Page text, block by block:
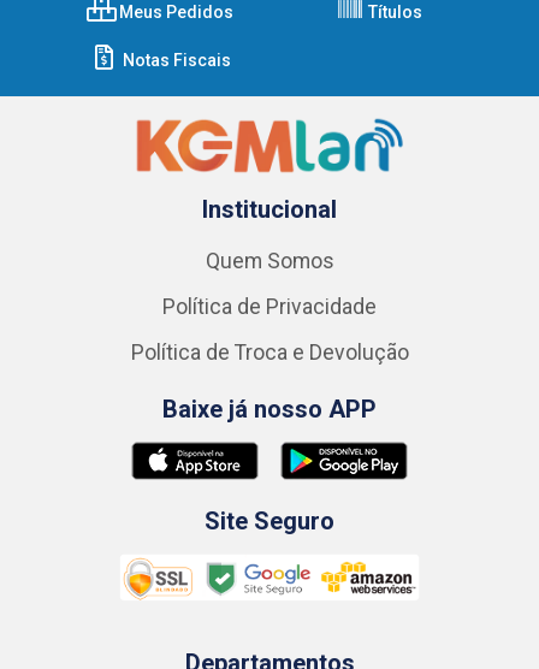
Meus Pedidos Títulos
Notas Fiscais
Institucional
Quem Somos
Política de Privacidade
Política de Troca e Devolução
Baixe já nosso APP
Site Seguro
Departamentos